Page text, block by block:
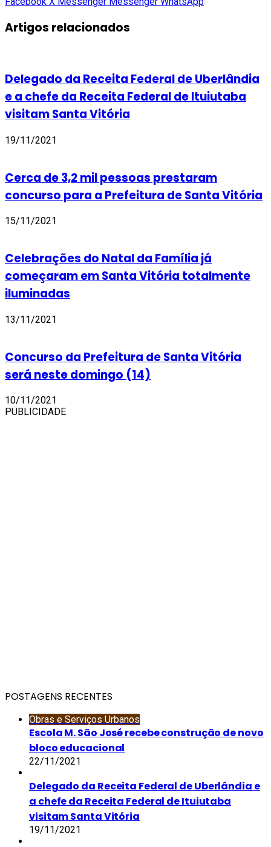
Artigos relacionados
Delegado da Receita Federal de Uberlândia
e a chefe da Receita Federal de Ituiutaba
visitam Santa Vitória
19/11/2021
Cerca de 3,2 mil pessoas prestaram
concurso para a Prefeitura de Santa Vitória
15/11/2021
Celebrações do Natal da Família já
começaram em Santa Vitória totalmente
iluminadas
13/11/2021
Concurso da Prefeitura de Santa Vitória
será neste domingo (14)
10/11/2021
PUBLICIDADE
POSTAGENS RECENTES
Obras e Serviços Urbanos
Escola M. São José recebe construção de novo
bloco educacional
22/11/2021
Delegado da Receita Federal de Uberlândia e
a chefe da Receita Federal de Ituiutaba
visitam Santa Vitória
19/11/2021